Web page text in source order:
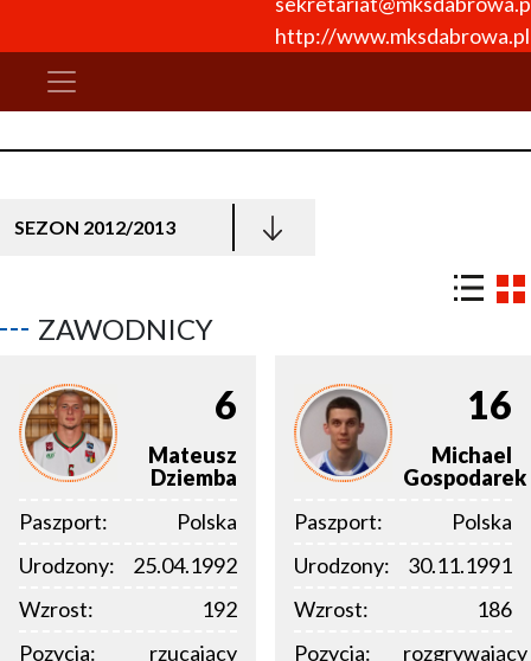
http://www.mksdabrowa.pl
SEZON 2012/2013
ZAWODNICY
6
Mateusz
Dziemba
Paszport:
Polska
Urodzony:
25.04.1992
Wzrost:
192
Pozycja:
rzucający
16
Michael
Gospodarek
Paszport:
Polska
Urodzony:
30.11.1991
Wzrost:
186
Pozycja:
rozgrywający